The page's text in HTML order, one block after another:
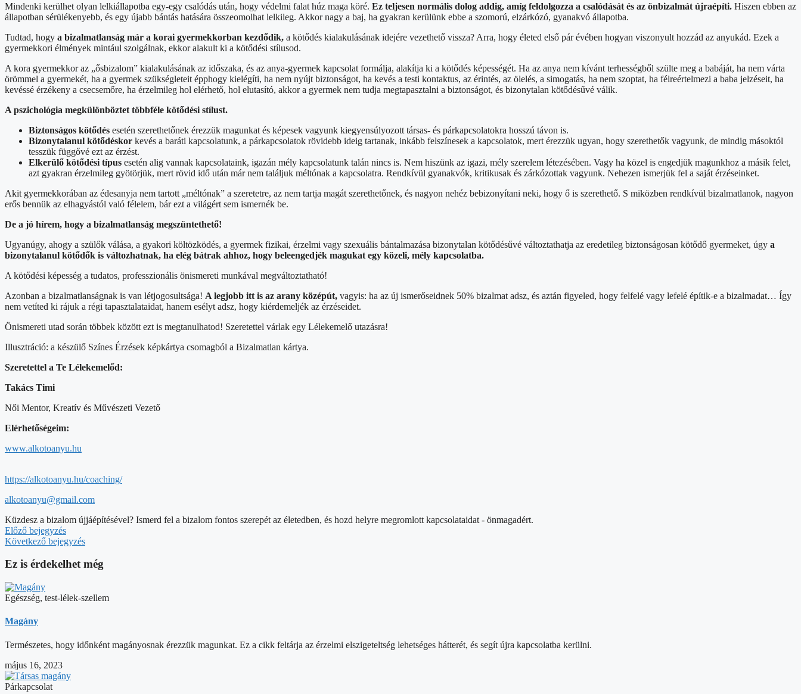
Mindenki kerülhet olyan lelkiállapotba egy-egy csalódás után, hogy védelmi falat húz maga köré. Ez teljesen normális dolog addig, amíg feldolgozza a csalódását és az önbizalmát újraépíti. Hiszen ebben az
állapotban sérülékenyebb, és egy újabb bántás hatására összeomolhat lelkileg. Akkor nagy a baj, ha gyakran kerülünk ebbe a szomorú, elzárkózó, gyanakvó állapotba.
Tudtad, hogy a bizalmatlanság már a korai gyermekkorban kezdődik, a kötődés kialakulásának idejére vezethető vissza? Arra, hogy életed első pár évében hogyan viszonyult hozzád az anyukád. Ezek a
gyermekkori élmények mintául szolgálnak, ekkor alakult ki a kötődési stílusod.
A kora gyermekkor az „ősbizalom” kialakulásának az időszaka, és az anya-gyermek kapcsolat formálja, alakítja ki a kötődés képességét. Ha az anya nem kívánt terhességből szülte meg a babáját, ha nem várta
örömmel a gyermekét, ha a gyermek szükségleteit épphogy kielégíti, ha nem nyújt biztonságot, ha kevés a testi kontaktus, az érintés, az ölelés, a simogatás, ha nem szoptat, ha félreértelmezi a baba jelzéseit, ha
kevéssé érzékeny a csecsemőre, ha érzelmileg hol elérhető, hol elutasító, akkor a gyermek nem tudja megtapasztalni a biztonságot, és bizonytalan kötődésűvé válik.
A pszichológia megkülönböztet többféle kötődési stílust.
Biztonságos kötődés esetén szerethetőnek érezzük magunkat és képesek vagyunk kiegyensúlyozott társas- és párkapcsolatokra hosszú távon is.
Bizonytalanul kötődéskor kevés a baráti kapcsolatunk, a párkapcsolatok rövidebb ideig tartanak, inkább felszínesek a kapcsolatok, mert érezzük ugyan, hogy szerethetők vagyunk, de mindig másoktól
tesszük függővé ezt az érzést.
Elkerülő kötődési típus esetén alig vannak kapcsolataink, igazán mély kapcsolatunk talán nincs is. Nem hiszünk az igazi, mély szerelem létezésében. Vagy ha közel is engedjük magunkhoz a másik felet,
azt gyakran érzelmileg gyötörjük, mert rövid idő után már nem találjuk méltónak a kapcsolatra. Rendkívül gyanakvók, kritikusak és zárkózottak vagyunk. Nehezen ismerjük fel a saját érzéseinket.
Akit gyermekkorában az édesanyja nem tartott „méltónak” a szeretetre, az nem tartja magát szerethetőnek, és nagyon nehéz bebizonyítani neki, hogy ő is szerethető. S miközben rendkívül bizalmatlanok, nagyon
erős bennük az elhagyástól való félelem, bár ezt a világért sem ismernék be.
De a jó hírem, hogy a bizalmatlanság megszüntethető!
Ugyanúgy, ahogy a szülők válása, a gyakori költözködés, a gyermek fizikai, érzelmi vagy szexuális bántalmazása bizonytalan kötődésűvé változtathatja az eredetileg biztonságosan kötődő gyermeket, úgy a
bizonytalanul kötődők is változhatnak, ha elég bátrak ahhoz, hogy beleengedjék magukat egy közeli, mély kapcsolatba.
A kötődési képesség a tudatos, professzionális önismereti munkával megváltoztatható!
Azonban a bizalmatlanságnak is van létjogosultsága! A legjobb itt is az arany középút, vagyis: ha az új ismerőseidnek 50% bizalmat adsz, és aztán figyeled, hogy felfelé vagy lefelé építik-e a bizalmadat… Így
nem vetíted ki rájuk a régi tapasztalataidat, hanem esélyt adsz, hogy kiérdemeljék az érzéseidet.
Önismereti utad során többek között ezt is megtanulhatod! Szeretettel várlak egy Lélekemelő utazásra!
Illusztráció: a készülő Színes Érzések képkártya csomagból a Bizalmatlan kártya.
Szeretettel a Te Lélekemelőd:
Takács Timi
Női Mentor, Kreatív és Művészeti Vezető
Elérhetőségeim:
www.alkotoanyu.hu
https://alkotoanyu.hu/coaching/
alkotoanyu@gmail.com
Küzdesz a bizalom újjáépítésével? Ismerd fel a bizalom fontos szerepét az életedben, és hozd helyre megromlott kapcsolataidat - önmagadért.
Előző bejegyzés
Következő bejegyzés
Ez is érdekelhet még
Egészség, test-lélek-szellem
Magány
Természetes, hogy időnként magányosnak érezzük magunkat. Ez a cikk feltárja az érzelmi elszigeteltség lehetséges hátterét, és segít újra kapcsolatba kerülni.
május 16, 2023
Párkapcsolat